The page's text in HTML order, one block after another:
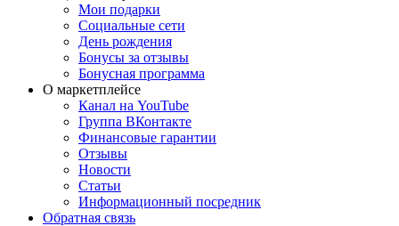
Мои подарки
Социальные сети
День рождения
Бонусы за отзывы
Бонусная программа
О маркетплейсе
Канал на YouTube
Группа ВКонтакте
Финансовые гарантии
Отзывы
Новости
Статьи
Информационный посредник
Обратная связь